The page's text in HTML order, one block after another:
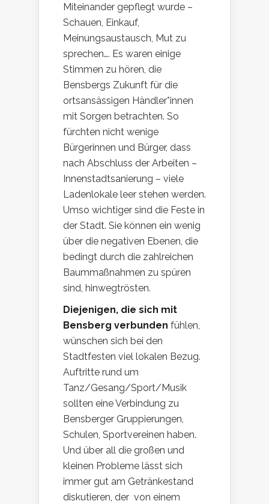
Miteinander gepflegt wurde –
Schauen, Einkauf,
Meinungsaustausch, Mut zu
sprechen…. Es waren einige
Stimmen zu hören, die
Bensbergs Zukunft für die
ortsansässigen Händler*innen
mit Sorgen betrachten. So
fürchten nicht wenige
Bürgerinnen und Bürger, dass
nach Abschluss der Arbeiten –
Innenstadtsanierung – viele
Ladenlokale leer stehen werden.
Umso wichtiger sind die Feste in
der Stadt. Sie können ein wenig
über die negativen Ebenen, die
bedingt durch die zahlreichen
Baummaßnahmen zu spüren
sind, hinwegtrösten.
Diejenigen, die sich mit
Bensberg verbunden fühlen,
wünschen sich bei den
Stadtfesten viel lokalen Bezug.
Auftritte rund um
Tanz/Gesang/Sport/Musik
sollten eine Verbindung zu
Bensberger Gruppierungen,
Schulen, Sportvereinen haben.
Und über all die großen und
kleinen Probleme lässt sich
immer gut am Getränkestand
diskutieren, der von einem